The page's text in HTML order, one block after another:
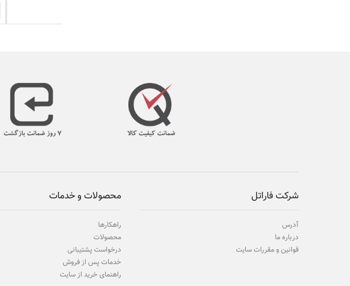
محصولات و خدمات
راهکارها
محصولات
درخواست پشتیبانی
خدمات پس از فروش
راهنمای خرید از سایت
شرکت فاراتل
آدرس
درباره ما
قوانین و مقررات سایت